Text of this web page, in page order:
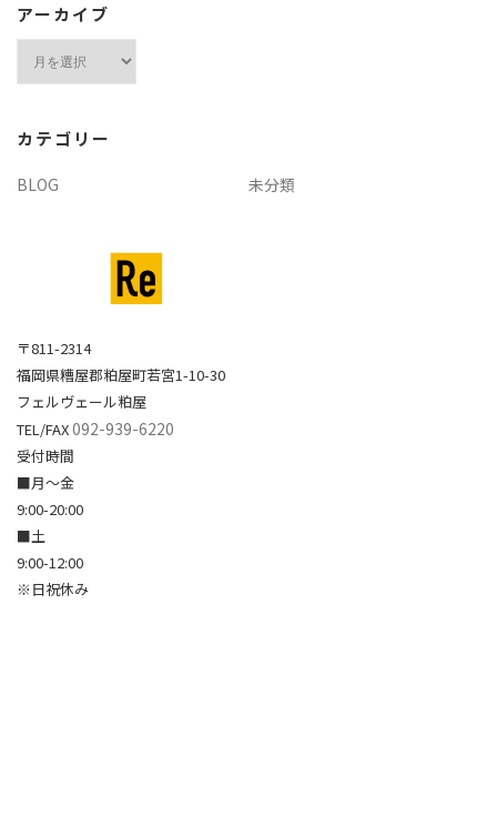
アーカイブ
ブ
カテゴリー
BLOG 未分類
〒811-2314
福岡県糟屋郡粕屋町若宮1-10-30
フェルヴェール粕屋
TEL/FAX092-939-6220
受付時間
■月～金
9:00-20:00
■土
9:00-12:00
※日祝休み